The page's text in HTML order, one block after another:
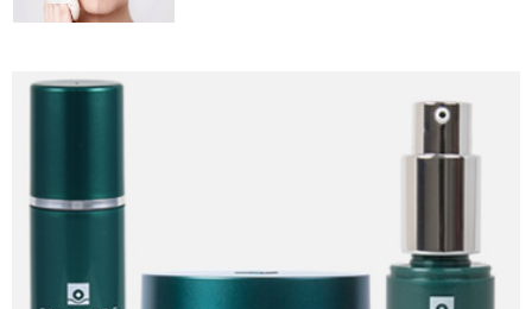
Nega masne i mešovite kože lica